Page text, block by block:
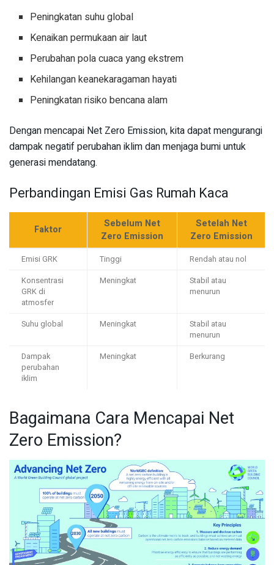
Peningkatan suhu global
Kenaikan permukaan air laut
Perubahan pola cuaca yang ekstrem
Kehilangan keanekaragaman hayati
Peningkatan risiko bencana alam
Dengan mencapai Net Zero Emission, kita dapat mengurangi
dampak negatif perubahan iklim dan menjaga bumi untuk
generasi mendatang.
Perbandingan Emisi Gas Rumah Kaca
Faktor
Sebelum Net
Zero Emission
Setelah Net
Zero Emission
Emisi GRK Tinggi
Rendah atau nol
Konsentrasi
GRK di
atmosfer
Meningkat
Stabil atau
menurun
Suhu global Meningkat
Stabil atau
menurun
Dampak
perubahan
iklim
Meningkat Berkurang
Bagaimana Cara Mencapai Net
Zero Emission?